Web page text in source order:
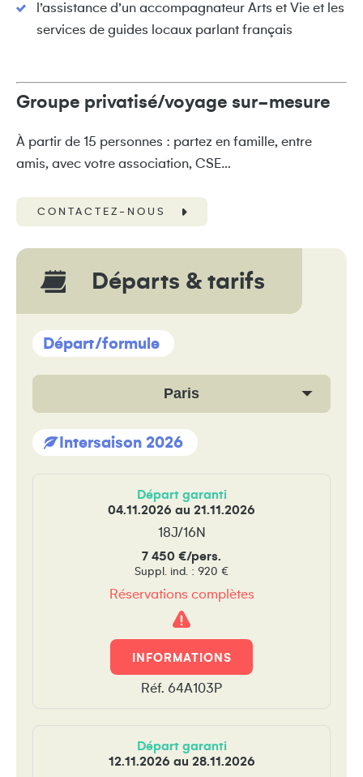
l’assistance d’un accompagnateur Arts et Vie et les
services de guides locaux parlant français
Groupe privatisé/voyage sur-mesure
À partir de 15 personnes : partez en famille, entre
amis, avec votre association, CSE…
CONTACTEZ-NOUS
Départs & tarifs
Départ/formule
Paris
Intersaison 2026
Départ garanti
04.11.2026 au 21.11.2026
18J/16N
7 450 €/pers.
Suppl. ind. : 920 €
Réservations complètes
Attention
!
INFORMATIONS
Réf. 64A103P
Départ garanti
12.11.2026 au 28.11.2026